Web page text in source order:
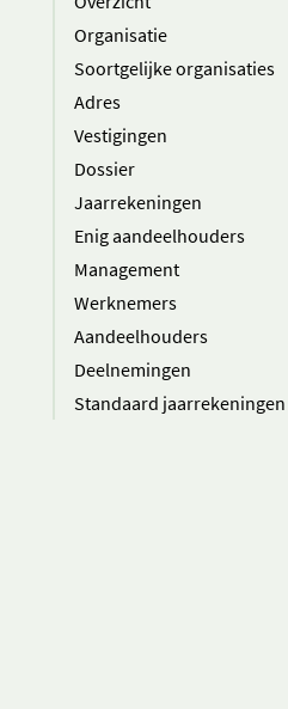
Organisatie
Soortgelijke organisaties
Adres
Vestigingen
Dossier
Jaarrekeningen
Enig aandeelhouders
Management
Werknemers
Aandeelhouders
Deelnemingen
Standaard jaarrekeningen